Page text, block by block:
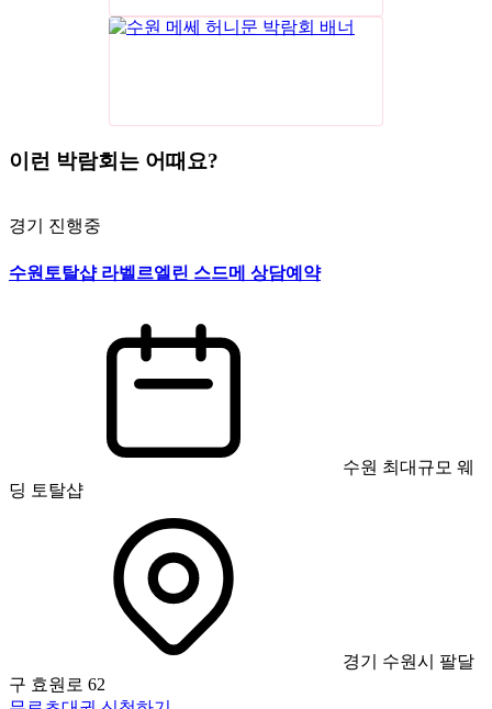
이런 박람회는 어때요?
경기 진행중
수원토탈샵 라벨르엘린 스드메 상담예약
수원 최대규모 웨
딩 토탈샵
경기 수원시 팔달
구 효원로 62